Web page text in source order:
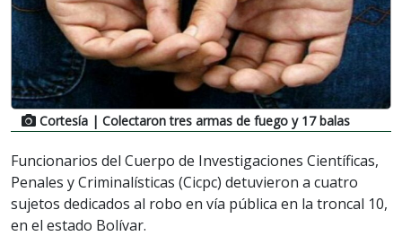
Cortesía | Colectaron tres armas de fuego y 17 balas
Funcionarios del Cuerpo de Investigaciones Científicas,
Penales y Criminalísticas (Cicpc) detuvieron a cuatro
sujetos dedicados al robo en vía pública en la troncal 10,
en el estado Bolívar.